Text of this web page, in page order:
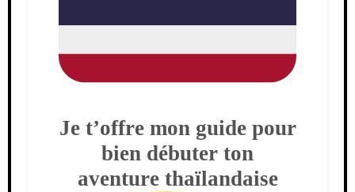
Je t’offre mon guide pour
bien débuter ton
aventure thaïlandaise